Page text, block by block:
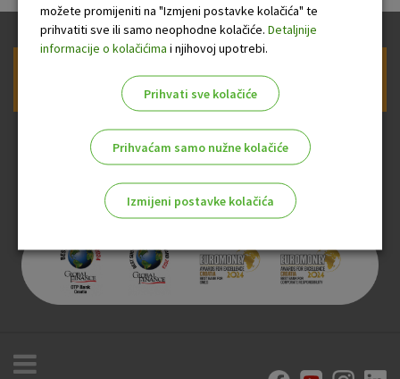
Prijava na newsletter OTP banke
možete promijeniti na "Izmjeni postavke kolačića" te
prihvatiti sve ili samo neophodne kolačiće. Detaljnije
informacije o kolačićima i njihovoj upotrebi.
Prihvati sve kolačiće
Prihvaćam samo nužne kolačiće
Izmijeni postavke kolačića